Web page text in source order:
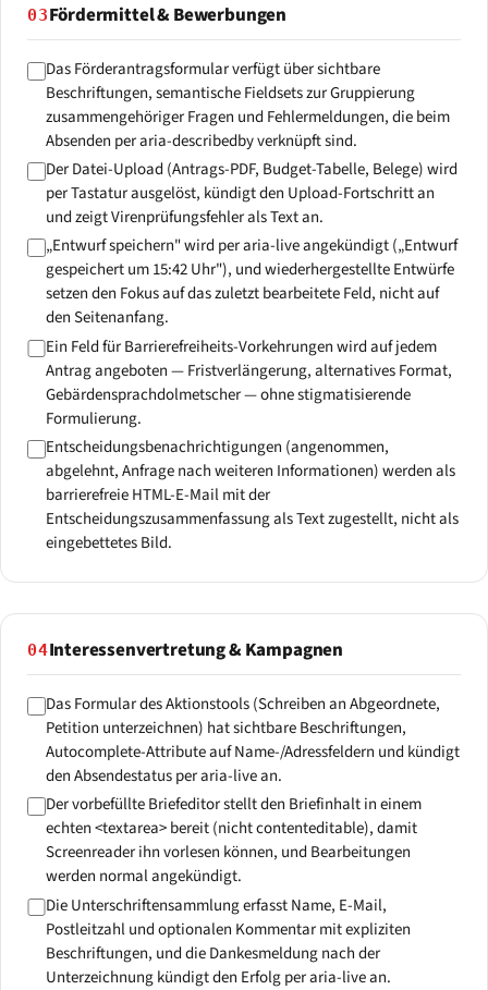
03Fördermittel & Bewerbungen
Das Förderantragsformular verfügt über sichtbare
Beschriftungen, semantische Fieldsets zur Gruppierung
zusammengehöriger Fragen und Fehlermeldungen, die beim
Absenden per aria-describedby verknüpft sind.
Der Datei-Upload (Antrags-PDF, Budget-Tabelle, Belege) wird
per Tastatur ausgelöst, kündigt den Upload-Fortschritt an
und zeigt Virenprüfungsfehler als Text an.
„Entwurf speichern" wird per aria-live angekündigt („Entwurf
gespeichert um 15:42 Uhr"), und wiederhergestellte Entwürfe
setzen den Fokus auf das zuletzt bearbeitete Feld, nicht auf
den Seitenanfang.
Ein Feld für Barrierefreiheits-Vorkehrungen wird auf jedem
Antrag angeboten — Fristverlängerung, alternatives Format,
Gebärdensprachdolmetscher — ohne stigmatisierende
Formulierung.
Entscheidungsbenachrichtigungen (angenommen,
abgelehnt, Anfrage nach weiteren Informationen) werden als
barrierefreie HTML-E-Mail mit der
Entscheidungszusammenfassung als Text zugestellt, nicht als
eingebettetes Bild.
04Interessenvertretung & Kampagnen
Das Formular des Aktionstools (Schreiben an Abgeordnete,
Petition unterzeichnen) hat sichtbare Beschriftungen,
Autocomplete-Attribute auf Name-/Adressfeldern und kündigt
den Absendestatus per aria-live an.
Der vorbefüllte Briefeditor stellt den Briefinhalt in einem
echten <textarea> bereit (nicht contenteditable), damit
Screenreader ihn vorlesen können, und Bearbeitungen
werden normal angekündigt.
Die Unterschriftensammlung erfasst Name, E-Mail,
Postleitzahl und optionalen Kommentar mit expliziten
Beschriftungen, und die Dankesmeldung nach der
Unterzeichnung kündigt den Erfolg per aria-live an.